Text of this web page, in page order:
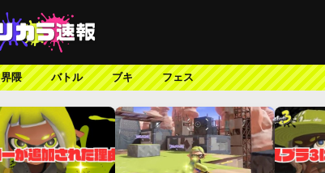
隈 バトル ブキ フェス